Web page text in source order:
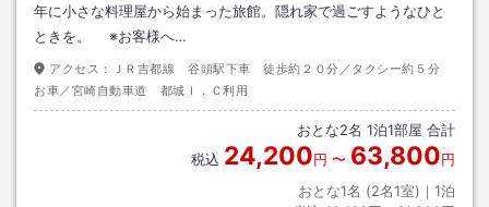
年に小さな料理屋から始まった旅館。隠れ家で過ごすようなひと
ときを。 ※お客様へ…
アクセス：
ＪＲ吉都線 谷頭駅下車 徒歩約２０分／タクシー約５分
お車／宮崎自動車道 都城Ｉ．Ｃ利用
おとな2名 1泊1部屋 合計
税込 24,200円 〜 63,800円
おとな1名 (2名1室)｜ 1泊